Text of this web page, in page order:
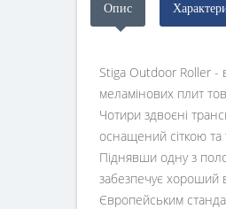
Опис
Stiga Outdoor Roller -
меламінових плит
Чотири здвоєні
оснащений сіткою та
Піднявши одну з
забезпечує хороший
Європейським